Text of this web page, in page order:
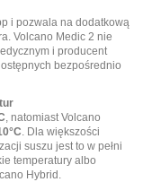
i pozwala na dodatkową
Volcano Medic 2 nie
i producent
bezpośrednio
, natomiast Volcano
. Dla większości
suszu jest to w pełni
temperatury albo
Hybrid.